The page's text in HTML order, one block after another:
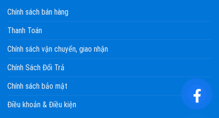
Chính sách bán hàng
Thanh Toán
Chính sách vận chuyển, giao nhận
Chính Sách Đổi Trả
Chính sách bảo mật
Điều khoản & Điều kiện